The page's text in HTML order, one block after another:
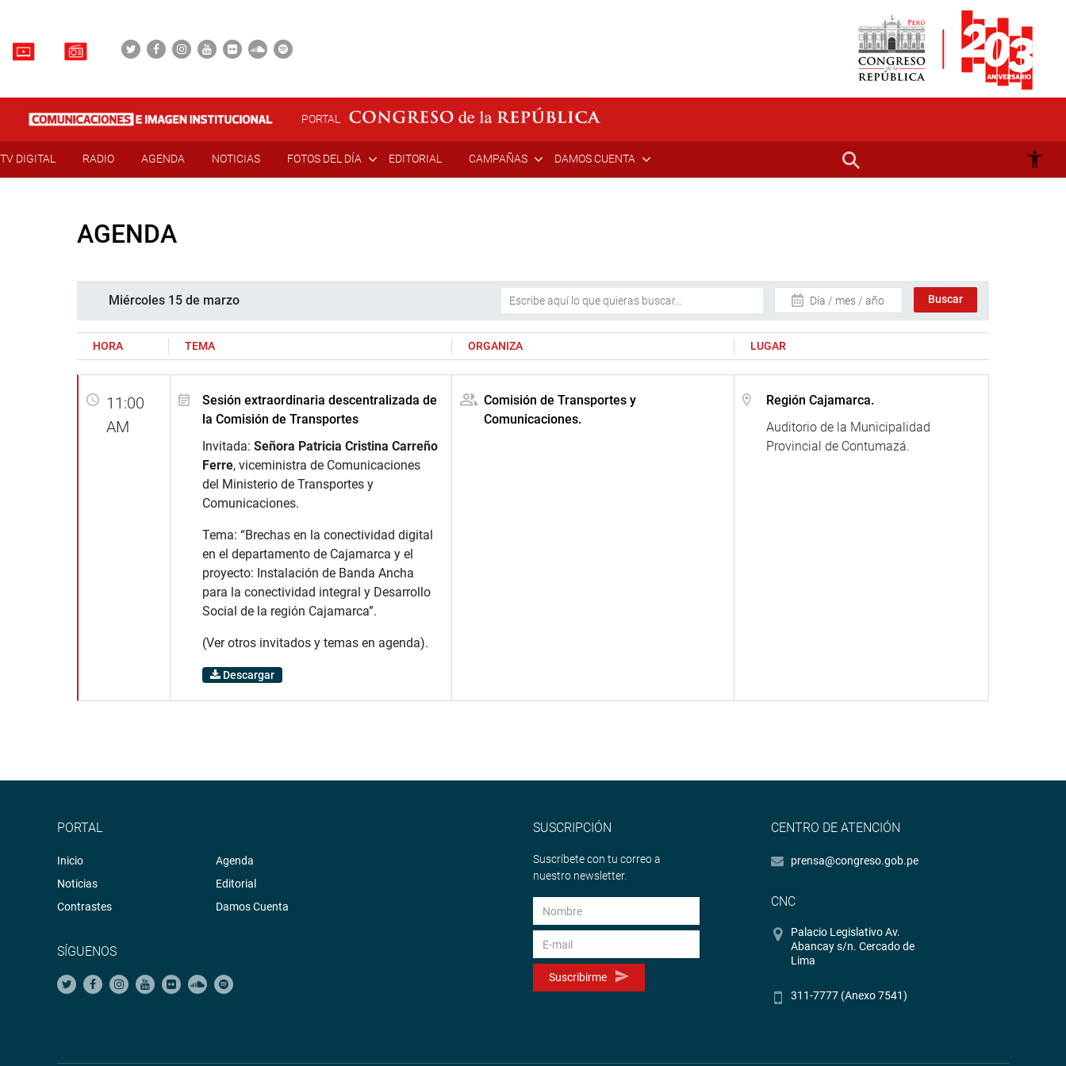
PORTAL
TV DIGITAL RADIO AGENDA NOTICIAS FOTOS DEL DÍA EDITORIAL CAMPAÑAS DAMOS CUENTA
AGENDA
Miércoles 15 de marzo Día / mes / año
HORA TEMA ORGANIZA LUGAR
11:00
AM
Sesión extraordinaria descentralizada de
la Comisión de Transportes
Invitada: Señora Patricia Cristina Carreño
Ferre, viceministra de Comunicaciones
del Ministerio de Transportes y
Comunicaciones.
Tema: “Brechas en la conectividad digital
en el departamento de Cajamarca y el
proyecto: Instalación de Banda Ancha
para la conectividad integral y Desarrollo
Social de la región Cajamarca”.
(Ver otros invitados y temas en agenda).
Descargar
Comisión de Transportes y
Comunicaciones.
Región Cajamarca.
Auditorio de la Municipalidad
Provincial de Contumazá.
PORTAL
Inicio
Noticias
Contrastes
Agenda
Editorial
Damos Cuenta
SÍGUENOS
SUSCRIPCIÓN
Suscríbete con tu correo a
nuestro newsletter.
Suscribirme
CENTRO DE ATENCIÓN
prensa@congreso.gob.pe
CNC
Palacio Legislativo Av.
Abancay s/n. Cercado de
Lima
311-7777 (Anexo 7541)